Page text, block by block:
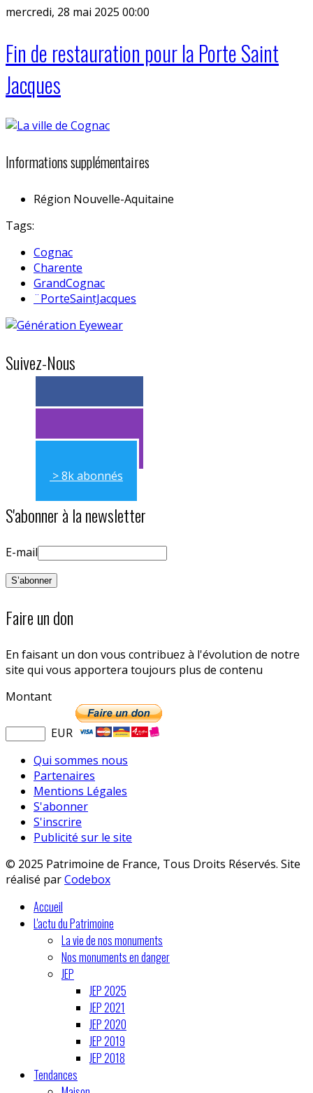
mercredi, 28 mai 2025 00:00
Fin de restauration pour la Porte Saint
Jacques
Informations supplémentaires
Région Nouvelle-Aquitaine
Tags:
Cognac
Charente
GrandCognac
¨PorteSaintJacques
Suivez-Nous
> 11k abonnés
> 11k abonnés
> 8k abonnés
S'abonner à la newsletter
E-mail
Faire un don
En faisant un don vous contribuez à l'évolution de notre
site qui vous apportera toujours plus de contenu
Montant
EUR
Qui sommes nous
Partenaires
Mentions Légales
S'abonner
S'inscrire
Publicité sur le site
© 2025 Patrimoine de France, Tous Droits Réservés. Site
réalisé parCodebox
Accueil
L'actu du Patrimoine
La vie de nos monuments
Nos monuments en danger
JEP
JEP 2025
JEP 2021
JEP 2020
JEP 2019
JEP 2018
Tendances